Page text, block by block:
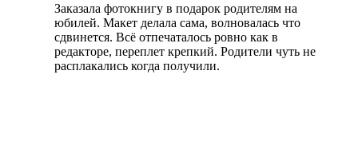
Заказала фотокнигу в подарок родителям на
юбилей. Макет делала сама, волновалась что
сдвинется. Всё отпечаталось ровно как в
редакторе, переплет крепкий. Родители чуть не
расплакались когда получили.